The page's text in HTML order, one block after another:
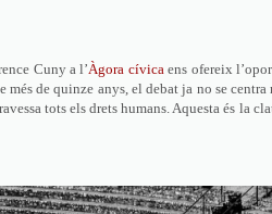
Cuny a l’Àgora cívicaens ofereix
de quinze anys, el debat ja no se centra
tots els drets humans. Aquesta és la